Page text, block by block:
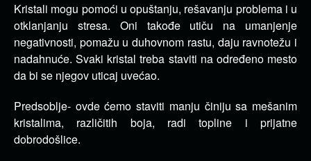
Kristali mogu pomoći u opuštanju, rešavanju problema i u
otklanjanju stresa. Oni takođe utiču na umanjenje
negativnosti, pomažu u duhovnom rastu, daju ravnotežu i
nadahnuće. Svaki kristal treba staviti na određeno mesto
da bi se njegov uticaj uvećao.
Predsoblje- ovde ćemo staviti manju činiju sa mešanim
kristalima, različitih boja, radi topline i prijatne
dobrodošlice.